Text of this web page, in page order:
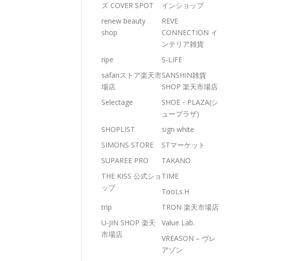
ズ COVER SPOT
インショップ
renew beauty
shop
REVE
CONNECTION イ
ンテリア雑貨
ripe
S-LIFE
safariストア楽天市
場店
SANSHIN雑貨
SHOP 楽天市場店
Selectage
SHOE・PLAZA(シ
ュープラザ)
SHOPLIST
sign white
SIMONS STORE
STマーケット
SUPAREE PRO
TAKANO
THE KISS 公式ショ
ップ
TIME
TooLs.H
trip
TRON 楽天市場店
U-JIN SHOP 楽天
市場店
Value Lab.
VREASON – ヴレ
アゾン